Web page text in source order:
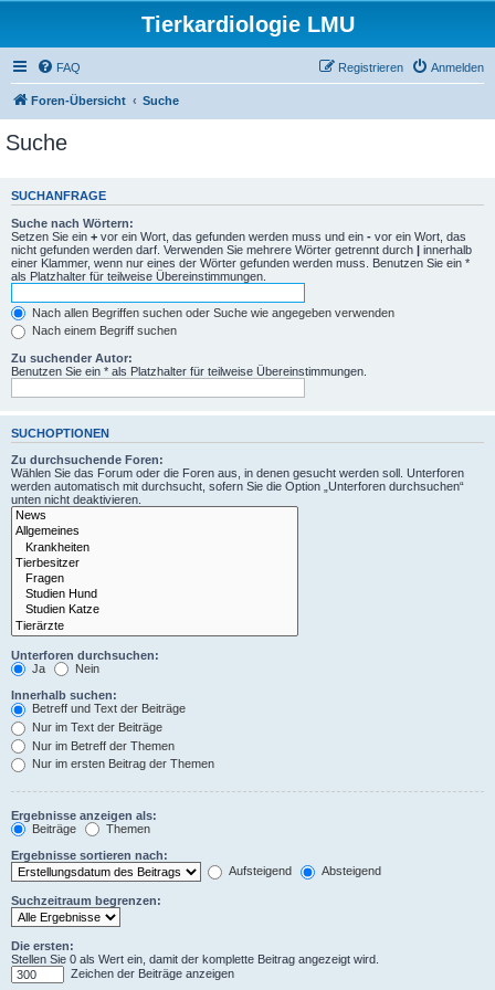
Tierkardiologie LMU
FAQ Anmelden
Registrieren
Foren-Übersicht Suche
Suche
SUCHANFRAGE
Suche nach Wörtern:
Setzen Sie ein + vor ein Wort, das gefunden werden muss und ein - vor ein Wort, das
nicht gefunden werden darf. Verwenden Sie mehrere Wörter getrennt durch | innerhalb
einer Klammer, wenn nur eines der Wörter gefunden werden muss. Benutzen Sie ein *
als Platzhalter für teilweise Übereinstimmungen.
Nach allen Begriffen suchen oder Suche wie angegeben verwenden
Nach einem Begriff suchen
Zu suchender Autor:
Benutzen Sie ein * als Platzhalter für teilweise Übereinstimmungen.
SUCHOPTIONEN
Zu durchsuchende Foren:
Wählen Sie das Forum oder die Foren aus, in denen gesucht werden soll. Unterforen
werden automatisch mit durchsucht, sofern Sie die Option „Unterforen durchsuchen“
unten nicht deaktivieren.
Unterforen durchsuchen:
Ja
Nein
Innerhalb suchen:
Betreff und Text der Beiträge
Nur im Text der Beiträge
Nur im Betreff der Themen
Nur im ersten Beitrag der Themen
Ergebnisse anzeigen als:
Beiträge
Themen
Ergebnisse sortieren nach:
Aufsteigend
Absteigend
Suchzeitraum begrenzen:
Die ersten:
Stellen Sie 0 als Wert ein, damit der komplette Beitrag angezeigt wird.
Zeichen der Beiträge anzeigen